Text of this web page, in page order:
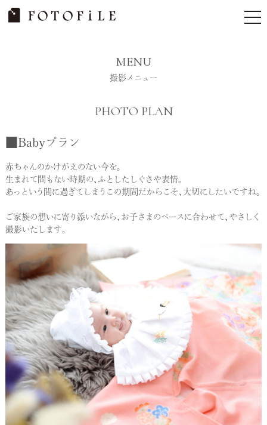
Skip
MENU
撮影メニュー
PHOTO PLAN
■Babyプラン
赤ちゃんのかけがえのない今を。
生まれて間もない時期の、ふとしたしぐさや表情。
あっという間に過ぎてしまうこの期間だからこそ、大切にしたいですね。
ご家族の想いに寄り添いながら、お子さまのペースに合わせて、やさしく
撮影いたします。